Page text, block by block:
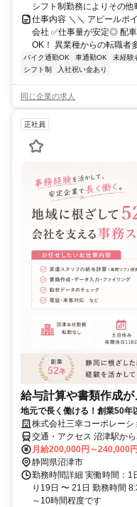
シフト制勤務によりその
仕事内容 ＼＼ アピールポ
会社 ✅仕事量が安定◎ 配
OK！ 異業種からの転職者
バイク通勤OK 車通勤OK 未経験
シフト制
入社祝い金あり
同じ企業の求人
正社員
給与計算や書類作成
地元で長く働ける！創業50年
株式会社三幸コーポレーシ
交通・アクセス 沼津駅か
月給200,000円～240,000円
静岡県沼津市
勤務時間詳細 実働時間：1
り19日 〜 21日 勤務時間
～10時間程度です